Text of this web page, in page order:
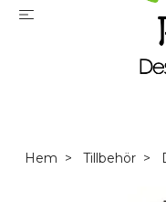
Hem Tillbehör